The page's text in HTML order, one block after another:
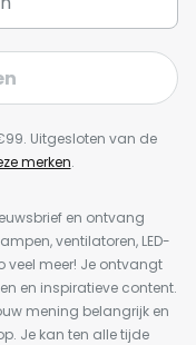
Uitgesloten van de
merken.
en ontvang
ventilatoren, LED-
veel meer! Je ontvangt
en inspiratieve content.
mening belangrijk en
Je kan ten alle tijde